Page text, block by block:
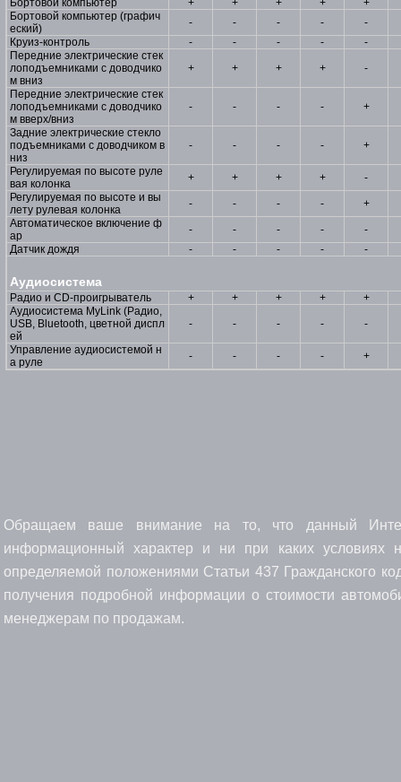
Бортовой компьютер (графич
еский)
- - - -
-
Круиз-контроль
- - - -
-
Передние электрические стек
лоподъемниками с доводчико
м вниз
+ + + + -
Передние электрические стек
лоподъемниками с доводчико
м вверх/вниз
- - - - +
Задние электрические стекло
подъемниками с доводчиком в
низ
- - - - +
Регулируемая по высоте руле
вая колонка
+ + + +
-
Регулируемая по высоте и вы
лету рулевая колонка
- - - -
+
Автоматическое включение ф
ар
- - - -
-
Датчик дождя
- - - - -
Аудиосистема
Радио и CD-проигрыватель + + + +
+
Аудиосистема MyLink (Радио,
USB, Bluetooth, цветной диспл
ей
- - - - -
Управление аудиосистемой н
а руле
- - - - +
Обращаем ваше внимание на то, что данный
информационный характер и ни при каких условиях
определяемой положениями Статьи 437 Гражданского
получения подробной информации о стоимости
менеджерам по продажам.